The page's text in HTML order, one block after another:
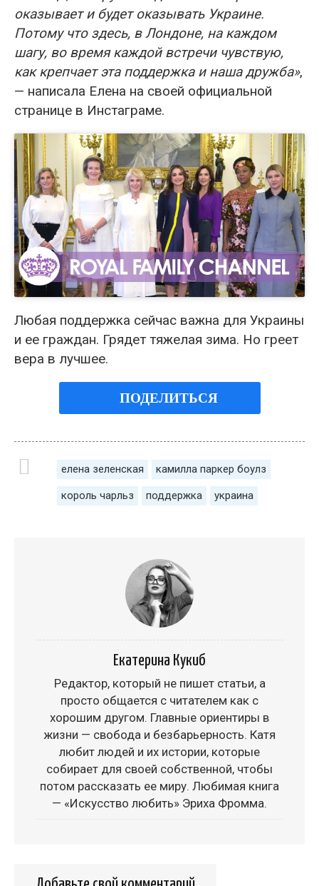
оказывает и будет оказывать Украине.
Потому что здесь, в Лондоне, на каждом
шагу, во время каждой встречи чувствую,
как крепчает эта поддержка и наша дружба»,
— написала Елена на своей официальной
странице в Инстаграме.
Любая поддержка сейчас важна для Украины
и ее граждан. Грядет тяжелая зима. Но греет
вера в лучшее.
ПОДЕЛИТЬСЯ
елена зеленская камилла паркер боулз
король чарльз поддержка украина
Екатерина Кукиб
Редактор, который не пишет статьи, а
просто общается с читателем как с
хорошим другом. Главные ориентиры в
жизни — свобода и безбарьерность. Катя
любит людей и их истории, которые
собирает для своей собственной, чтобы
потом рассказать ее миру. Любимая книга
— «Искусство любить» Эриха Фромма.